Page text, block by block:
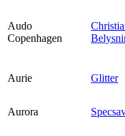
Audo
Copenhagen
Aurie
Glitter
Aurora